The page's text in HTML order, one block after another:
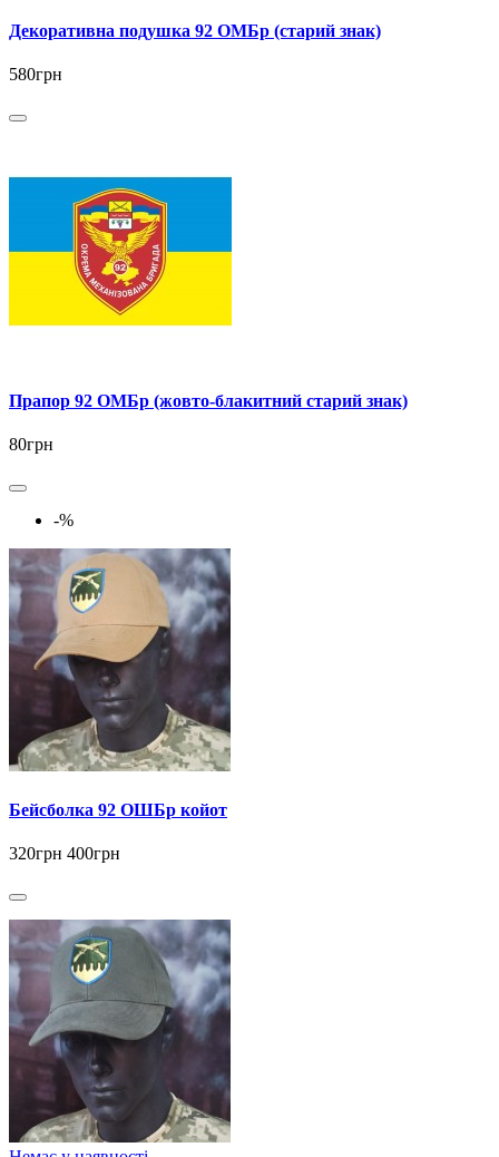
Декоративна подушка 92 ОМБр (старий знак)
580грн
Прапор 92 ОМБр (жовто-блакитний старий знак)
80грн
-%
Бейсболка 92 ОШБр койот
320грн 400грн